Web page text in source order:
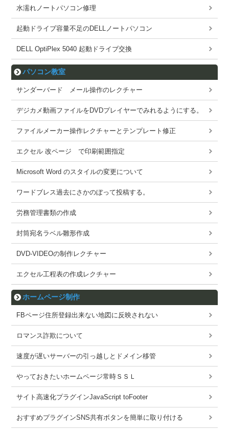
水濡れノートパソコン修理
起動ドライブ容量不足のDELLノートパソコン
DELL OptiPlex 5040 起動ドライブ交換
パソコン教室
サンダーバード メール操作のレクチャー
デジカメ動画ファイルをDVDプレイヤーでみれるようにする。
ファイルメーカー操作レクチャーとテンプレート修正
エクセル 改ページ で印刷範囲指定
Microsoft Word のスタイルの変更について
ワードブレス過去にさかのぼって投稿する。
労務管理書類の作成
封筒宛名ラベル雛形作成
DVD-VIDEOの制作レクチャー
エクセル工程表の作成レクチャー
ホームページ制作
FBページ住所登録出来ない地図に反映されない
ロマンス詐欺について
速度が遅いサーバーの引っ越しとドメイン移管
やっておきたいホームページ常時ＳＳＬ
サイト高速化プラグインJavaScript toFooter
おすすめプラグインSNS共有ボタンを簡単に取り付ける